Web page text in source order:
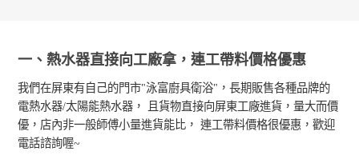
一、熱水器直接向工廠拿，連工帶料價格優惠
我們在屏東有自己的門市"泳富廚具衛浴"，長期販售各種品牌的
電熱水器/太陽能熱水器， 且貨物直接向屏東工廠進貨，量大而價
優，店內非一般師傅小量進貨能比， 連工帶料價格很優惠，歡迎
電話諮詢喔~